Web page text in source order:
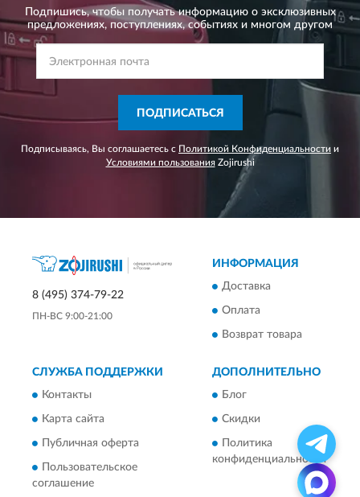
Подпишись, чтобы получать информацию о эксклюзивных
предложениях, поступлениях, событиях и многом другом
ПОДПИСАТЬСЯ
Подписываясь, Вы соглашаетесь с Политикой Конфиденциальности и
Условиями пользованияZojirushi
8 (495) 374-79-22
ПН-ВС 9:00-21:00
ИНФОРМАЦИЯ
Доставка
Оплата
Возврат товара
СЛУЖБА ПОДДЕРЖКИ
Контакты
Карта сайта
Публичная оферта
Пользовательское
соглашение
ДОПОЛНИТЕЛЬНО
Блог
Скидки
Политика
конфиденциальности